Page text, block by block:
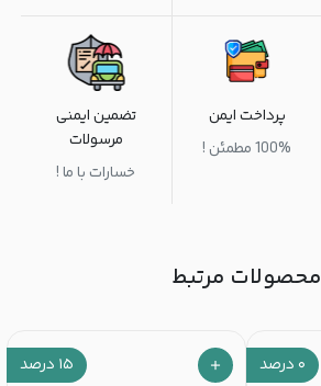
پرداخت ایمن
100% مطمئن !
تضمین ایمنی
مرسولات
خسارات با ما !
محصولات مرتبط
۰ درصد ۱۵ درصد